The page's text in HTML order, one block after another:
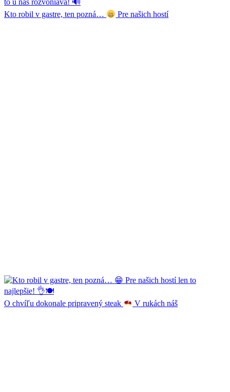
Kto robil v gastre, ten pozná… Pre našich hostí
O chvíľu dokonale pripravený steak V rukách náš